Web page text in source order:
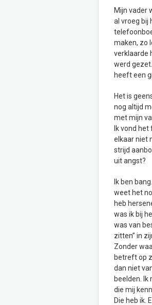
Mijn vader
al vroeg bij
maken, zo
verklaarde
werd
heeft een
Het is
nog altijd
met mijn
Ik vond
elkaar niet
strijd
uit angst?
Ik ben
weet het
heb
was ik bij
was van
zitten” in
Zonder
betreft op
dan niet
beelden.
die mij
Die heb ik.